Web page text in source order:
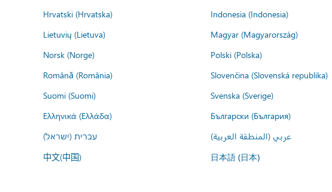
Hrvatski (Hrvatska)
Indonesia (Indonesia)
Lietuvių (Lietuva)
Magyar (Magyarország)
Norsk (Norge)
Polski (Polska)
Română (România)
Slovenčina (Slovenská republika)
Suomi (Suomi)
Svenska (Sverige)
Ελληνικά (Ελλάδα)
Български (България)
עברית (ישראל)
عربي (المنطقة العربية)
中文(中国) 日本語 (日本)